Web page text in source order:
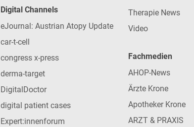
Digital Channels
eJournal: Austrian Atopy Update
car-t-cell
congress x-press
derma-target
DigitalDoctor
digital patient cases
Expert:innenforum
Therapie News
Video
Fachmedien
AHOP-News
Ärzte Krone
Apotheker Krone
ARZT & PRAXIS